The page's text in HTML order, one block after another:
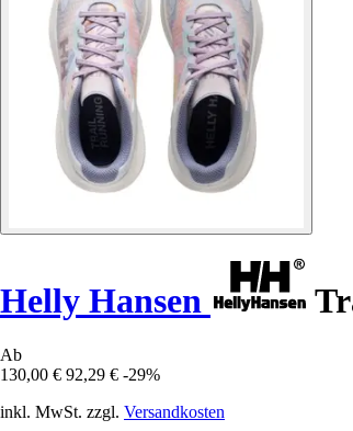
Helly Hansen
Ab
130,00 € 92,29 € -29%
inkl. MwSt. zzgl. Versandkosten